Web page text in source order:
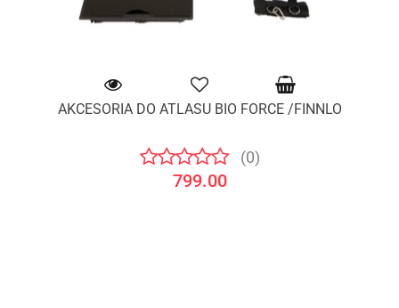
AKCESORIA DO ATLASU BIO FORCE /FINNLO
(0)
799.00